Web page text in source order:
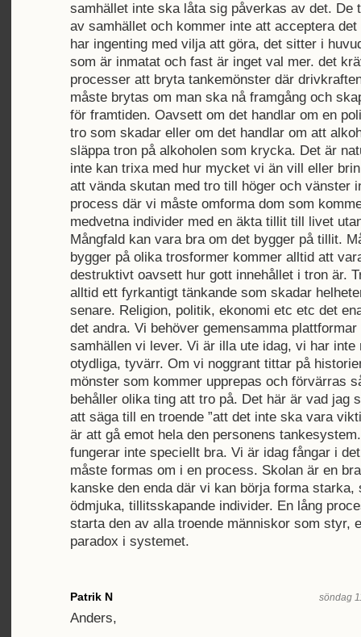
samhället inte ska låta sig påverkas av det. De
av samhället och kommer inte att acceptera
har ingenting med vilja att göra, det sitter i
som är inmatat och fast är inget val mer. det
processer att bryta tankemönster där
måste brytas om man ska nå framgång och
för framtiden. Oavsett om det handlar om en
tro som skadar eller om det handlar om att
släppa tron på alkoholen som krycka. Det är
inte kan trixa med hur mycket vi än vill eller
att vända skutan med tro till höger och vänster
process där vi måste omforma dom som
medvetna individer med en äkta tillit till livet
Mångfald kan vara bra om det bygger på tillit.
bygger på olika trosformer kommer alltid att
destruktivt oavsett hur gott innehållet i tron är.
alltid ett fyrkantigt tänkande som skadar
senare. Religion, politik, ekonomi etc etc det
det andra. Vi behöver gemensamma
samhällen vi lever. Vi är illa ute idag, vi har inte
otydliga, tyvärr. Om vi noggrant tittar på
mönster som kommer upprepas och förvärras
behåller olika ting att tro på. Det här är vad jag
att säga till en troende ”att det inte ska vara
är att gå emot hela den personens
fungerar inte speciellt bra. Vi är idag fångar i
måste formas om i en process. Skolan är en
kanske den enda där vi kan börja forma starka,
ödmjuka, tillitsskapande individer. En lång
starta den av alla troende människor som styr,
paradox i systemet.
Patrik N söndag
Anders,